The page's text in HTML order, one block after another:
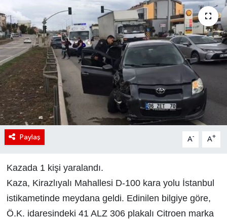
Paylaş A- A+
Kazada 1 kişi yaralandı.
Kaza, Kirazlıyalı Mahallesi D-100 kara yolu İstanbul
istikametinde meydana geldi. Edinilen bilgiye göre,
Ö.K. idaresindeki 41 ALZ 306 plakalı Citroen marka